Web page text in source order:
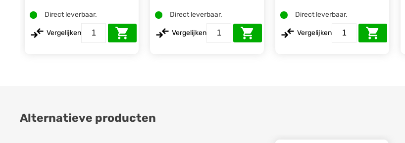
Direct leverbaar.
Vergelijken
Direct leverbaar.
Vergelijken
Direct leverbaar.
Vergelijken
Alternatieve producten